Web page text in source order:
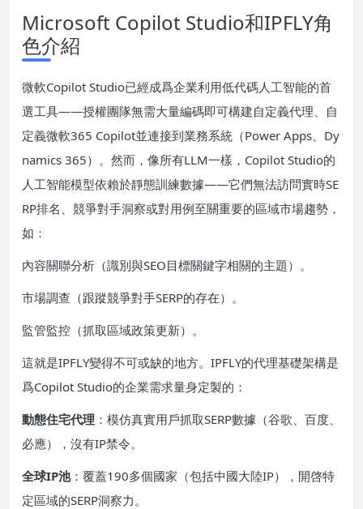
Microsoft Copilot Studio和IPFLY角
色介紹
微軟Copilot Studio已經成爲企業利用低代碼人工智能的首
選工具——授權團隊無需大量編碼即可構建自定義代理、自
定義微軟365 Copilot並連接到業務系統（Power Apps、Dy
namics 365）。然而，像所有LLM一樣，Copilot Studio的
人工智能模型依賴於靜態訓練數據——它們無法訪問實時SE
RP排名、競爭對手洞察或對用例至關重要的區域市場趨勢，
如：
內容關聯分析（識別與SEO目標關鍵字相關的主題）。
市場調查（跟蹤競爭對手SERP的存在）。
監管監控（抓取區域政策更新）。
這就是IPFLY變得不可或缺的地方。IPFLY的代理基礎架構是
爲Copilot Studio的企業需求量身定製的：
動態住宅代理 ：模仿真實用戶抓取SERP數據（谷歌、百度、
必應），沒有IP禁令。
全球IP池：覆蓋190多個國家（包括中國大陸IP），開啓特
定區域的SERP洞察力。